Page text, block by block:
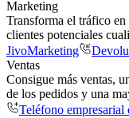
Marketing
Transforma el tráfico en
clientes potenciales
JivoMarketing
Ventas
Consigue más ventas,
de los pedidos y una
Teléfono empresarial